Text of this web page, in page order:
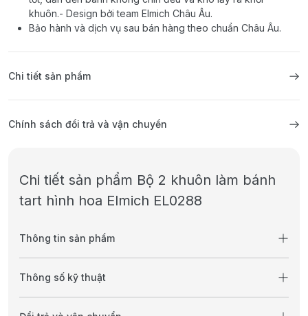
khuôn.- Design bởi team Elmich Châu Âu.
Bảo hành và dịch vụ sau bán hàng theo chuẩn Châu Âu.
Chi tiết sản phẩm
Chính sách đổi trả và vận chuyển
Chi tiết sản phẩm Bộ 2 khuôn làm bánh
tart hình hoa Elmich EL0288
Thông tin sản phẩm
Thông số kỹ thuật